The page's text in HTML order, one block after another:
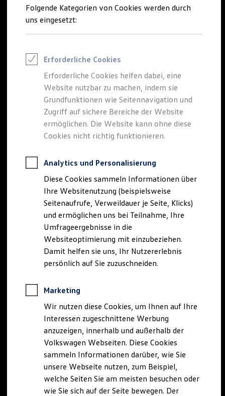
Saisonangebote
Reifenpakete
Leasing
Leasing-Angebote
Elektroauto Leasing
Kleinwagen-Leasing
Leasing ohne Anzahlung
Finanzierung
Autokredit mit Schlussrate
Versicherungen und Garantien
Kfz-Versicherung
Restschuldversicherungen
Garantien
Professional Class bei Volkswagen
Behörden
Direktkunden
Sonderfahrzeuge
Anpfiff zum Gewinn
Elektromobilität
Elektroautos
ID. Tutorials
Elektrofahrzeugkonzepte
ID. EVERY1
Reichweite
Rekuperation
Laden unterwegs
Laden Zuhause
Ladestationen finden
Ladezeitensimulator
Batterie
Sicherheit
Nachhaltigkeit
Technologie
Kosten und Kauf
Folgende Kategorien von Cookies werden durch
uns eingesetzt:
Erforderliche Cookies
Erforderliche Cookies helfen dabei, eine
Website nutzbar zu machen, indem sie
Grundfunktionen wie Seitennavigation und
Zugriff auf sichere Bereiche der Website
ermöglichen. Die Website kann ohne diese
Cookies nicht richtig funktionieren.
Analytics und Personalisierung
Diese Cookies sammeln Informationen über
Ihre Websitenutzung (beispielsweise
Seitenaufrufe, Verweildauer je Seite, Klicks)
und ermöglichen uns bei Teilnahme, Ihre
Umfrageergebnisse in die
Websiteoptimierung mit einzubeziehen.
Damit helfen sie uns, Ihr Nutzererlebnis
persönlich auf Sie zuzuschneiden.
Marketing
Wir nutzen diese Cookies, um Ihnen auf Ihre
Interessen zugeschnittene Werbung
anzuzeigen, innerhalb und außerhalb der
Volkswagen Webseiten. Diese Cookies
sammeln Informationen darüber, wie Sie
unsere Webseite nutzen, zum Beispiel,
welche Seiten Sie am meisten besuchen oder
wie Sie sich auf der Seite bewegen. Der